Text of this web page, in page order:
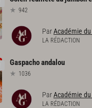
942
ParAcadémie du
LA RÉDACTION
Gaspachoandalou
1036
ParAcadémie du
LA RÉDACTION